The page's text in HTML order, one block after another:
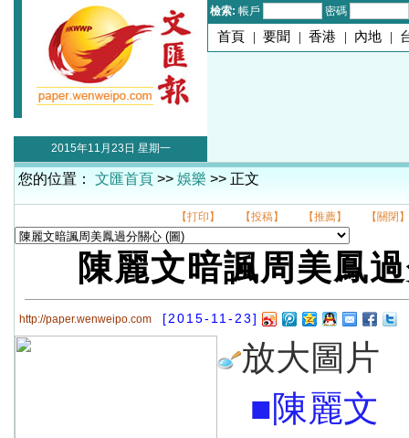
檢索: 帳戶 密碼
首頁 | 要聞 | 香港 | 內地 |
2015年11月23日 星期一
您的位置： 文匯首頁 >> 娛樂 >> 正文
【打印】 【投稿】 【推薦】 【關閉】
陳麗文暗諷周美鳳
http://paper.wenweipo.com [2015-11-23]
放大圖片
■陳麗文